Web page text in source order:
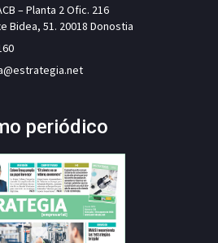
– Planta 2 Ofic. 216
Bidea, 51. 20018 Donostia
periódico